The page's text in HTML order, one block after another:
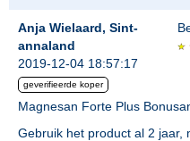
Anja Wielaard, Sint-
annaland
2019-12-04 18:57:17
geverifieerde koper
Magnesan Forte Plus
Gebruik het product al 2 jaar,